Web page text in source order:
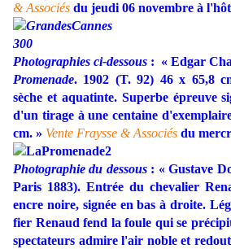
& Associés du jeudi 06 novembre à
Photographies ci-dessous : « Edgar
Promenade. 1902 (T. 92) 46 x 65,8
sèche et aquatinte. Superbe épreuve
d'un tirage à une centaine
cm. » Vente Fraysse & Associés du
Photographie du dessous: « Gustave
Paris 1883). Entrée du chevalier
encre noire, signée en bas à droite.
fier Renaud fend la foule qui se
spectateurs admire l'air noble et